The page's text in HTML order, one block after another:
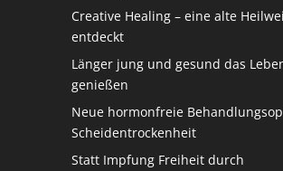
Creative Healing – eine alte
entdeckt
Länger jung und gesund das
genießen
Neue hormonfreie
Scheidentrockenheit
Statt Impfung Freiheit durch